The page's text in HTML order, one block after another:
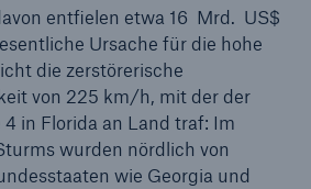
entfielen etwa 16 Mrd. US$
Ursache für die hohe
die zerstörerische
von 225 km/h, mit der der
in Florida an Land traf: Im
wurden nördlich von
wie Georgia und
Bedarf an
in Europa steigt
verlangen starke und
in der Rückversicherung
von 3,2 Mrd. € im ersten